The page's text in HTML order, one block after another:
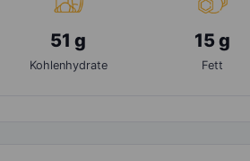
51 g
Kohlenhydrate
15 g
Fett